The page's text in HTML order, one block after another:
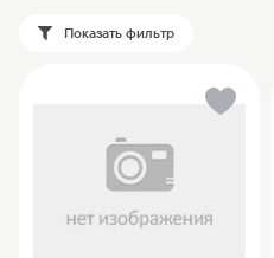
Показать фильтр